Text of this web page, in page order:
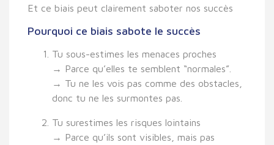
Et ce biais peut clairement saboter nos succès
Pourquoi ce biais sabote le succès
Tu sous-estimes les menaces proches
→ Parce qu’elles te semblent “normales”.
→ Tu ne les vois pas comme des obstacles,
donc tu ne les surmontes pas.
Tu surestimes les risques lointains
→ Parce qu’ils sont visibles, mais pas